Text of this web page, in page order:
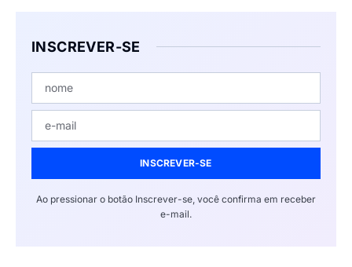
INSCREVER-SE
INSCREVER-SE
Ao pressionar o botão Inscrever-se, você confirma em receber
e-mail.